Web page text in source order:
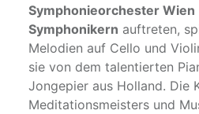
Symphonieorchester Wien
Symphonikern auftreten,
Melodien auf Cello und
sie von dem talentierten
Jongepier aus Holland. Die
Meditationsmeisters und